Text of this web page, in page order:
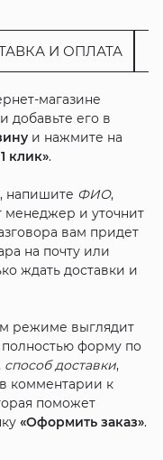
И ОПЛАТА
магазине
добавьте его в
и нажмите на
клик».
напишите ФИО,
менеджер и уточнит
вам придет
на почту или
ждать доставки и
режиме выглядит
форму по
способ доставки,
комментарии к
поможет
«Оформить заказ».